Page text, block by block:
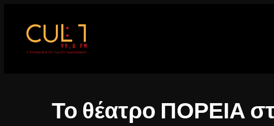
περιεχόμενο
Το θέατρο ΠΟΡΕΙΑ